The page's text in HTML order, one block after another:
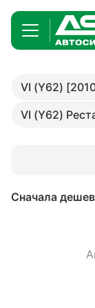
VI (Y62)
VI (Y62)
Сначала